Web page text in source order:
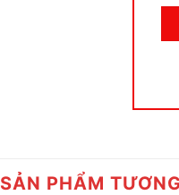
SẢN PHẨM